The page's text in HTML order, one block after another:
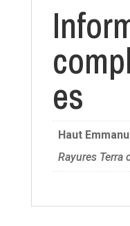
es
Haut
Rayures Terra